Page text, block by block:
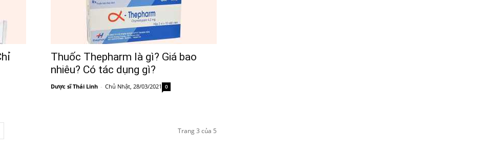
Thuốc Thepharm là gì? Giá bao
nhiêu? Có tác dụng gì?
Dược sĩ Thái Linh - Chủ Nhật, 28/03/2021 0
Trang 3 của 5